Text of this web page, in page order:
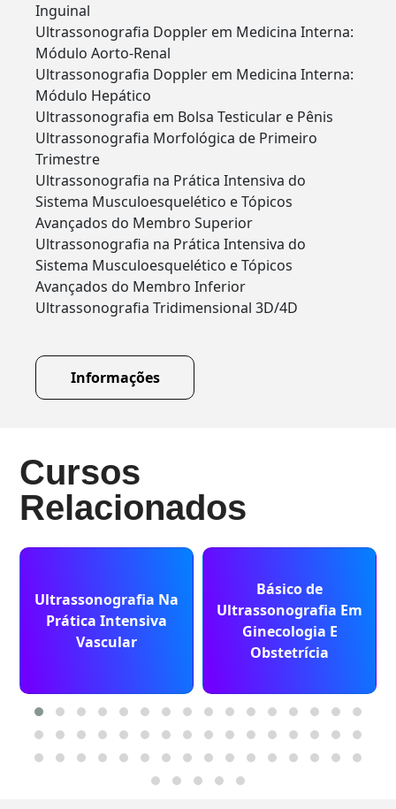
Inguinal
Ultrassonografia Doppler em Medicina Interna:
Módulo Aorto-Renal
Ultrassonografia Doppler em Medicina Interna:
Módulo Hepático
Ultrassonografia em Bolsa Testicular e Pênis
Ultrassonografia Morfológica de Primeiro
Trimestre
Ultrassonografia na Prática Intensiva do
Sistema Musculoesquelético e Tópicos
Avançados do Membro Superior
Ultrassonografia na Prática Intensiva do
Sistema Musculoesquelético e Tópicos
Avançados do Membro Inferior
Ultrassonografia Tridimensional 3D/4D
Informações
Cursos
Relacionados
Ultrassonografia Na
Prática Intensiva
Vascular
Básico de
Ultrassonografia Em
Ginecologia E
Obstetrícia